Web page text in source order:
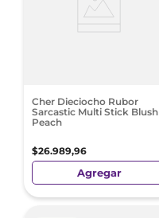
Cher Dieciocho Rubor
Sarcastic Multi Stick Blush
Peach
$26.989,96
Agregar